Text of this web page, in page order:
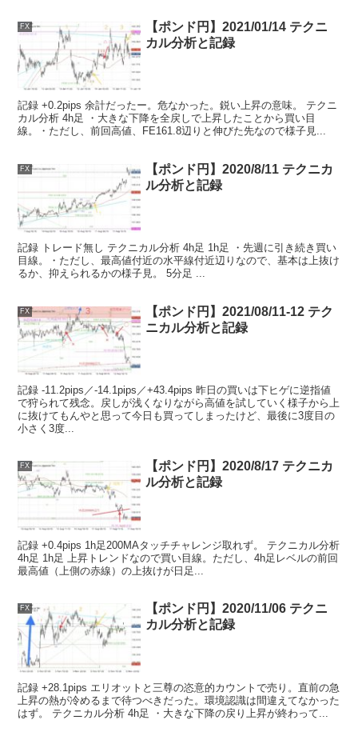
FX
【ポンド円】2021/01/14 テクニ
カル分析と記録
記録 +0.2pips 余計だったー。危なかった。鋭い上昇の意味。 テクニ
カル分析 4h足 ・大きな下降を全戻しで上昇したことから買い目
線。・ただし、前回高値、FE161.8辺りと伸びた先なので様子見...
FX
【ポンド円】2020/8/11 テクニカ
ル分析と記録
記録 トレード無し テクニカル分析 4h足 1h足 ・先週に引き続き買い
目線。・ただし、最高値付近の水平線付近辺りなので、基本は上抜け
るか、抑えられるかの様子見。 5分足 ...
FX
【ポンド円】2021/08/11-12 テク
ニカル分析と記録
記録 -11.2pips／-14.1pips／+43.4pips 昨日の買いは下ヒゲに逆指値
で狩られて残念。戻しが浅くなりながら高値を試していく様子から上
に抜けてもんやと思って今日も買ってしまったけど、最後に3度目の
小さく3度...
FX
【ポンド円】2020/8/17 テクニカ
ル分析と記録
記録 +0.4pips 1h足200MAタッチチャレンジ取れず。 テクニカル分析
4h足 1h足 上昇トレンドなので買い目線。ただし、4h足レベルの前回
最高値（上側の赤線）の上抜けが日足...
FX
【ポンド円】2020/11/06 テクニ
カル分析と記録
記録 +28.1pips エリオットと三尊の恣意的カウントで売り。直前の急
上昇の熱が冷めるまで待つべきだった。環境認識は間違えてなかった
はず。 テクニカル分析 4h足 ・大きな下降の戻り上昇が終わって...